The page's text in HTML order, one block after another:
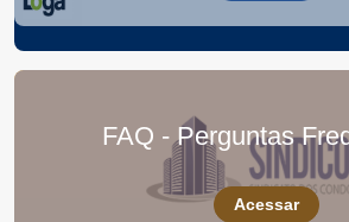
FAQ - Perguntas
Acessar